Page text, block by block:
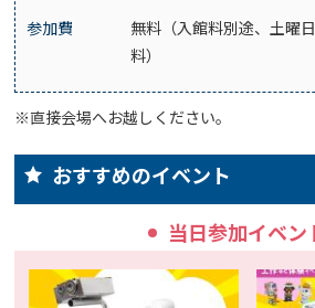
参加費
無料（入館料別途、土曜
料）
※直接会場へお越しください。
おすすめのイベント
当日参加イベン